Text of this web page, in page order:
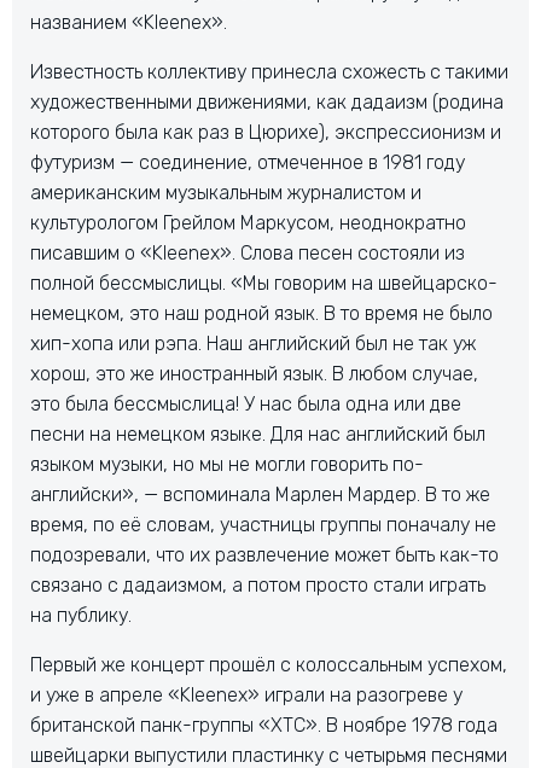
названием «Kleenex».
Известность коллективу принесла схожесть с такими
художественными движениями, как дадаизм (родина
которого была как раз в Цюрихе), экспрессионизм и
футуризм — соединение, отмеченное в 1981 году
американским музыкальным журналистом и
культурологом Грейлом Маркусом, неоднократно
писавшим о «Kleenex». Слова песен состояли из
полной бессмыслицы. «Мы говорим на швейцарско-
немецком, это наш родной язык. В то время не было
хип-хопа или рэпа. Наш английский был не так уж
хорош, это же иностранный язык. В любом случае,
это была бессмыслица! У нас была одна или две
песни на немецком языке. Для нас английский был
языком музыки, но мы не могли говорить по-
английски», — вспоминала Марлен Мардер. В то же
время, по её словам, участницы группы поначалу не
подозревали, что их развлечение может быть как-то
связано с дадаизмом, а потом просто стали играть
на публику.
Первый же концерт прошёл с колоссальным успехом,
и уже в апреле «Kleenex» играли на разогреве у
британской панк-группы «XTC». В ноябре 1978 года
швейцарки выпустили пластинку с четырьмя песнями